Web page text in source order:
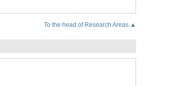
To the head of Research Areas.▲